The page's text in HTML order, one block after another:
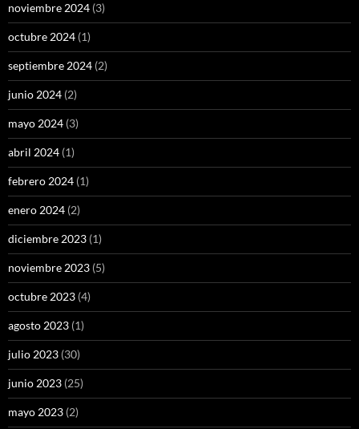
noviembre 2024 (3)
octubre 2024 (1)
septiembre 2024 (2)
junio 2024 (2)
mayo 2024 (3)
abril 2024 (1)
febrero 2024 (1)
enero 2024 (2)
diciembre 2023 (1)
noviembre 2023 (5)
octubre 2023 (4)
agosto 2023 (1)
julio 2023 (30)
junio 2023 (25)
mayo 2023 (2)